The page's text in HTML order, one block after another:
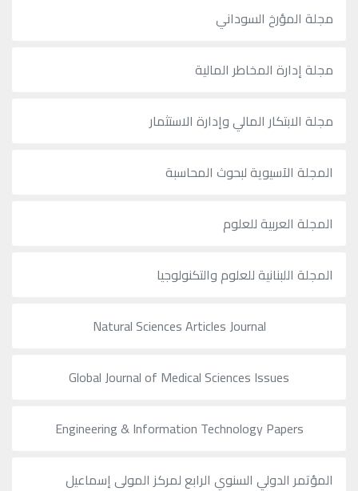
مجلة المؤرخ السوداني
مجلة إدارة المخاطر المالية
مجلة الابتكار المالي وإدارة الاستثمار
المجلة الآسيوية لبحوث المحاسبة
المجلة العربية للعلوم
المجلة اللبنانية للعلوم والتكنولوجيا
Natural Sciences Articles Journal
Global Journal of Medical Sciences Issues
Engineering & Information Technology Papers
المؤتمر الدولي السنوي الرابع لمركز المولى إسماعيل